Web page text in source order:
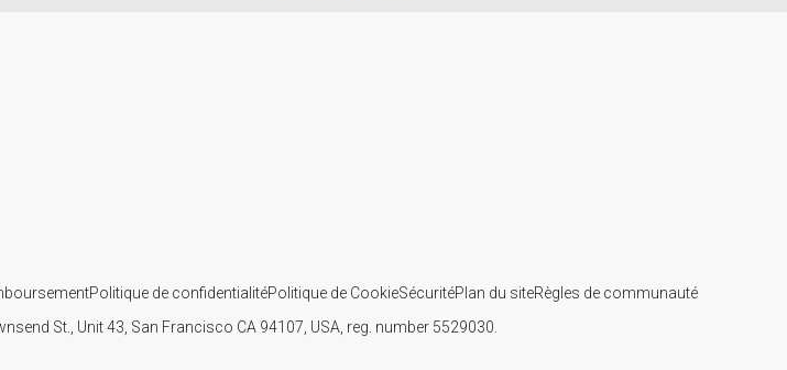
Politique de confidentialitéPolitique de CookieSécuritéPlan du siteRègles de communauté
St., Unit 43, San Francisco CA 94107, USA, reg. number 5529030.